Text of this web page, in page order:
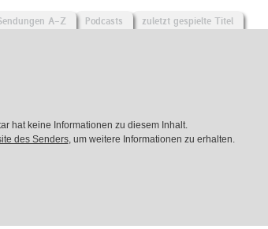
A-Z Podcasts zuletzt gespielte Titel
hat keine Informationen zu diesem Inhalt.
des Senders, um weitere Informationen zu erhalten.